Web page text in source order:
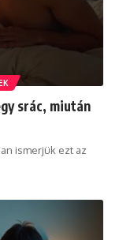
srác, miután
ismerjük ezt az